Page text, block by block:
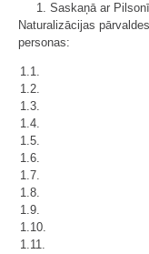
1. Saskaņā ar
Naturalizācijas
personas:
1.1.
1.2.
1.3.
1.4.
1.5.
1.6.
1.7.
1.8.
1.9.
1.10.
1.11.